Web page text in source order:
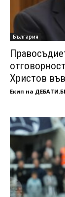
България
Христов
Екип на